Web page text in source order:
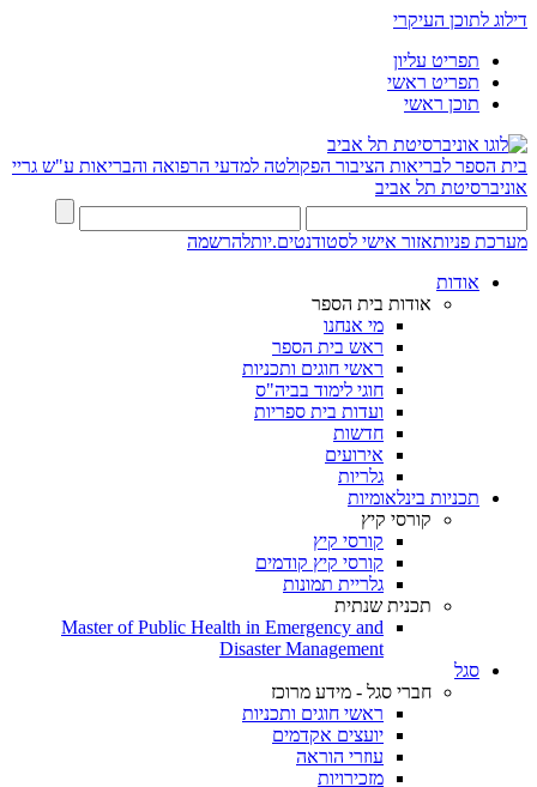
דילוג לתוכן העיקרי
תפריט עליון
תפריט ראשי
תוכן ראשי
בית הספר לבריאות הציבור הפקולטה למדעי הרפואה והבריאות ע"ש גריי
אוניברסיטת תל אביב
מערכת פניותאזור אישי לסטודנטים.יותלהרשמה
אודות
אודות בית הספר
מי אנחנו
ראש בית הספר
ראשי חוגים ותכניות
חוגי לימוד בביה"ס
ועדות בית ספריות
חדשות
אירועים
גלריות
תכניות בינלאומיות
קורסי קיץ
קורסי קיץ
קורסי קיץ קודמים
גלריית תמונות
תכנית שנתית
Master of Public Health in Emergency and
Disaster Management
סגל
חברי סגל - מידע מרוכז
ראשי חוגים ותכניות
יועצים אקדמים
עוזרי הוראה
מזכירויות